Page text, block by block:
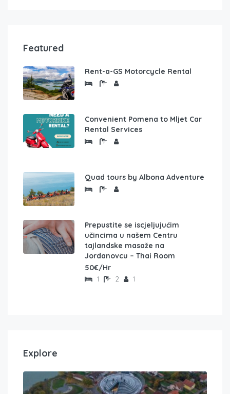
Featured
Rent-a-GS Motorcycle Rental
Convenient Pomena to Mljet Car
Rental Services
Quad tours by Albona Adventure
Prepustite se iscjeljujućim
učincima u našem Centru
tajlandske masaže na
Jordanovcu – Thai Room
50€/Hr
1 2 1
Explore